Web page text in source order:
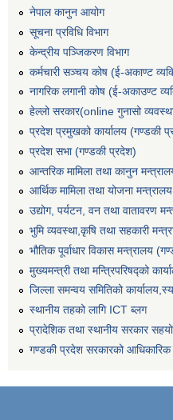
नेपाल कानुन आयोग
सूचना प्रविधि विभाग
केन्द्रीय पञ्जिकरण विभाग
कर्मचारी सञ्‍चय कोष (ई‍-अकाण्ट
नागरिक लगानी कोष (ई-अकाउण्ट
हेल्लो सरकार(online गुनासो
प्रदेश प्रमुखको कार्यालय (गण्डकी
प्रदेश सभा (गण्डकी प्रदेश)
आन्तरिक मामिला तथा कानुन
आर्थिक मामिला तथा योजना
उद्योग, पर्यटन, वन तथा वातावरण
भुमि व्यवस्था,कृषि तथा सहकारी
भौतिक पूर्वाधार विकास मन्त्रालय
मुख्यमन्त्री तथा मन्त्रिपरिषद्को
जिल्ला समन्वय समितिको
स्थानीय तहको लागि ICT ब्लग
प्रादेशिक तथा स्थानीय सरकार
गण्डकी प्रदेश सरकारको आधिकारिक